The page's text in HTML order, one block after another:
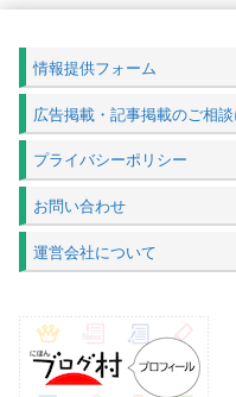
情報提供フォーム
広告掲載・記事掲載のご相
プライバシーポリシー
お問い合わせ
運営会社について